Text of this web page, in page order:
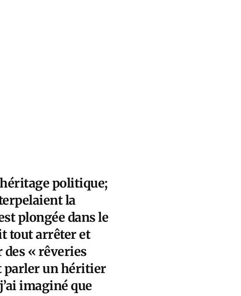
politique;
la
plongée dans le
tout arrêter et
« rêveries
parler un héritier
imaginé que